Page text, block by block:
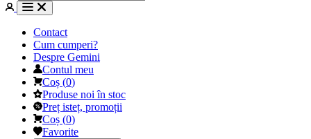
Contact
Cum cumperi?
Despre Gemini
Contul meu
Coș (0)
Produse noi în stoc
Preț isteț, promoții
Coș (0)
Favorite